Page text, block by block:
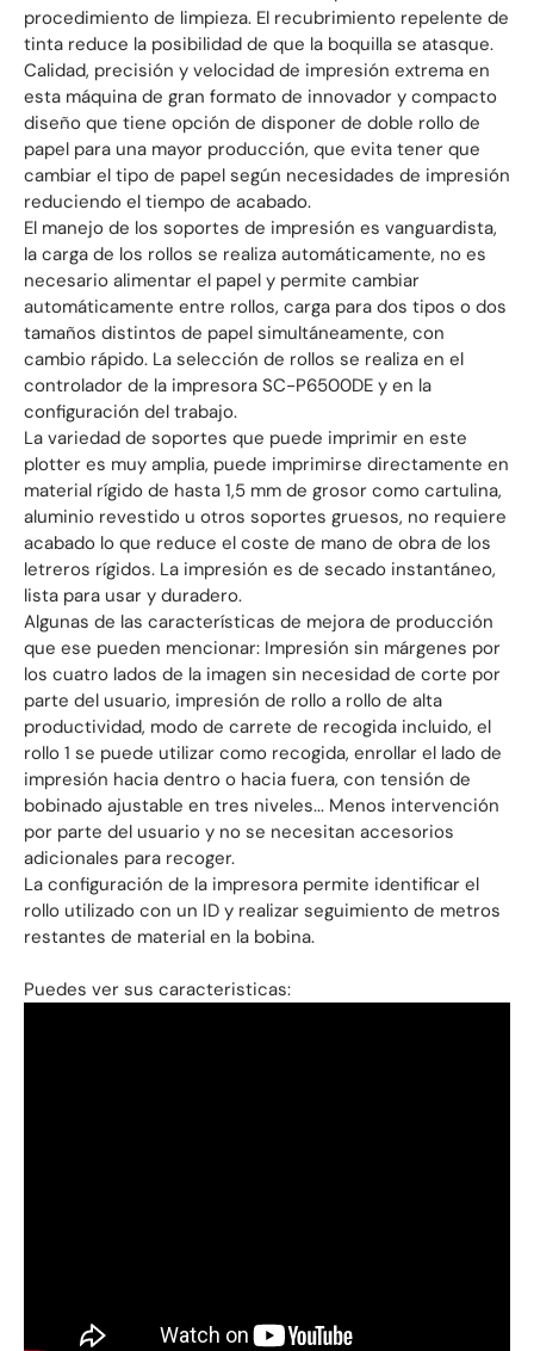
procedimiento de limpieza. El recubrimiento repelente de
tinta reduce la posibilidad de que la boquilla se atasque.
Calidad, precisión y velocidad de impresión extrema en
esta máquina de gran formato de innovador y compacto
diseño que tiene opción de disponer de doble rollo de
papel para una mayor producción, que evita tener que
cambiar el tipo de papel según necesidades de impresión
reduciendo el tiempo de acabado.
El manejo de los soportes de impresión es vanguardista,
la carga de los rollos se realiza automáticamente, no es
necesario alimentar el papel y permite cambiar
automáticamente entre rollos, carga para dos tipos o dos
tamaños distintos de papel simultáneamente, con
cambio rápido. La selección de rollos se realiza en el
controlador de la impresora SC-P6500DE y en la
configuración del trabajo.
La variedad de soportes que puede imprimir en este
plotter es muy amplia, puede imprimirse directamente en
material rígido de hasta 1,5 mm de grosor como cartulina,
aluminio revestido u otros soportes gruesos, no requiere
acabado lo que reduce el coste de mano de obra de los
letreros rígidos. La impresión es de secado instantáneo,
lista para usar y duradero.
Algunas de las características de mejora de producción
que ese pueden mencionar: Impresión sin márgenes por
los cuatro lados de la imagen sin necesidad de corte por
parte del usuario, impresión de rollo a rollo de alta
productividad, modo de carrete de recogida incluido, el
rollo 1 se puede utilizar como recogida, enrollar el lado de
impresión hacia dentro o hacia fuera, con tensión de
bobinado ajustable en tres niveles... Menos intervención
por parte del usuario y no se necesitan accesorios
adicionales para recoger.
La configuración de la impresora permite identificar el
rollo utilizado con un ID y realizar seguimiento de metros
restantes de material en la bobina.
Puedes ver sus caracteristicas: